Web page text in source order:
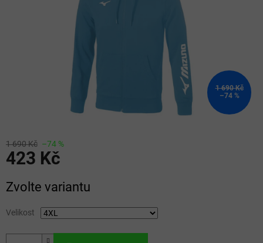
1 690 Kč
–74 %
1 690 Kč –74 %
423 Kč
cena:
Zvolte variantu
Velikost